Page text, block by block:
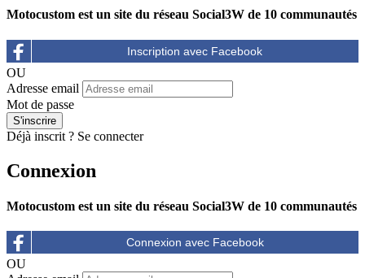
Motocustom est un site du réseau Social3W de 10 communautés
OU
Adresse email
Mot de passe
Déjà inscrit ? Se connecter
Connexion
Motocustom est un site du réseau Social3W de 10 communautés
OU